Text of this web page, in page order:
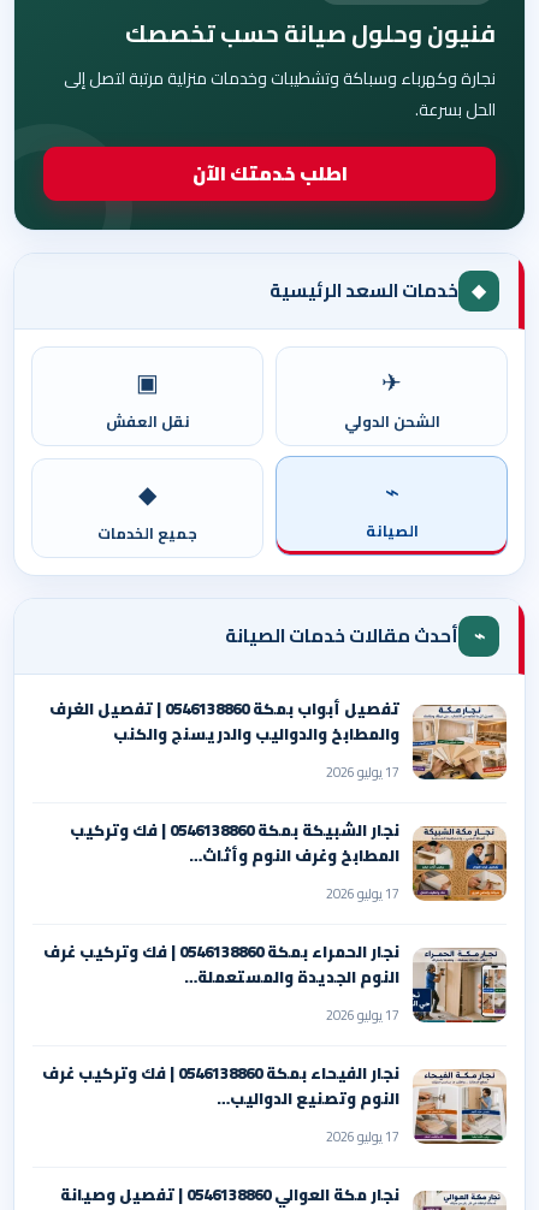
فنيون وحلول صيانة حسب تخصصك
نجارة وكهرباء وسباكة وتشطيبات وخدمات منزلية مرتبة لتصل إلى
الحل بسرعة.
اطلب خدمتك الآن
◆ خدمات السعد الرئيسية
✈
الشحن الدولي
▣
نقل العفش
⌁
الصيانة
◆
جميع الخدمات
⌁ أحدث مقالات خدمات الصيانة
تفصيل أبواب بمكة 0546138860 | تفصيل الغرف
والمطابخ والدواليب والدريسنج والكنب
17 يوليو 2026
نجار الشبيكة بمكة 0546138860⁩ | فك وتركيب
المطابخ وغرف النوم وأثاث…
17 يوليو 2026
نجار الحمراء بمكة 0546138860⁩ | فك وتركيب غرف
النوم الجديدة والمستعملة…
17 يوليو 2026
نجار الفيحاء بمكة 0546138860⁩ | فك وتركيب غرف
النوم وتصنيع الدواليب…
17 يوليو 2026
نجار مكة العوالي 0546138860⁩ | تفصيل وصيانة